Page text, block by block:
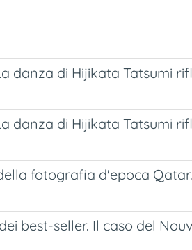
danza di Hijikata Tatsumi
danza di Hijikata Tatsumi
fotografia d'epoca
best-seller. Il caso del